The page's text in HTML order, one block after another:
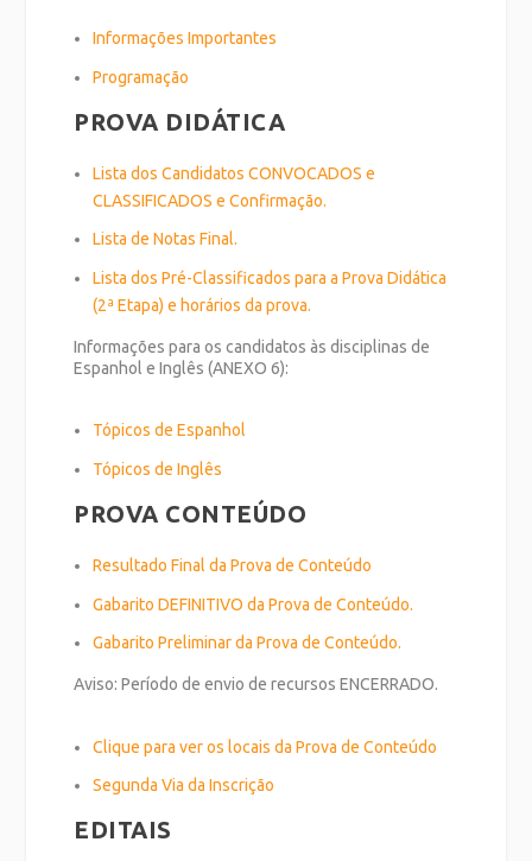
Informações Importantes
Programação
PROVA DIDÁTICA
Lista dos Candidatos CONVOCADOS e
CLASSIFICADOS e Confirmação.
Lista de Notas Final.
Lista dos Pré-Classificados para a Prova Didática
(2ª Etapa) e horários da prova.
Informações para os candidatos às disciplinas de
Espanhol e Inglês (ANEXO 6):
Tópicos de Espanhol
Tópicos de Inglês
PROVA CONTEÚDO
Resultado Final da Prova de Conteúdo
Gabarito DEFINITIVO da Prova de Conteúdo.
Gabarito Preliminar da Prova de Conteúdo.
Aviso: Período de envio de recursos ENCERRADO.
Clique para ver os locais da Prova de Conteúdo
Segunda Via da Inscrição
EDITAIS